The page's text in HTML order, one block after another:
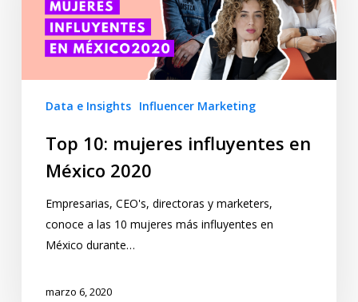
Data e Insights Influencer Marketing
Top 10: mujeres influyentes en
México 2020
Empresarias, CEO's, directoras y marketers,
conoce a las 10 mujeres más influyentes en
México durante…
marzo 6, 2020